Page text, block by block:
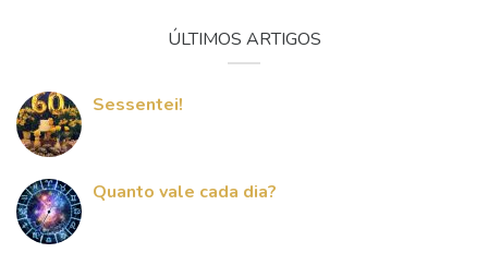
ÚLTIMOS ARTIGOS
Sessentei!
Quanto vale cada dia?